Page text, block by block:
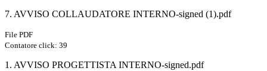
7. AVVISO COLLAUDATORE INTERNO-signed (1).pdf
File PDF
Contatore click: 39
1. AVVISO PROGETTISTA INTERNO-signed.pdf